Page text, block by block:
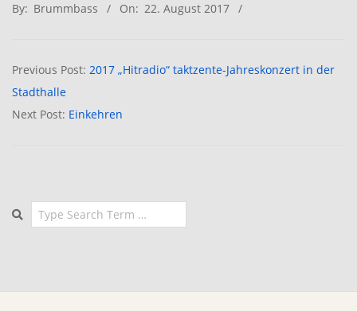
08-
By: Brummbass On: 22. August 2017
Previous Post: 2017 „Hitradio“ taktzente-Jahreskonzert in der
Stadthalle
Next Post: Einkehren
Search